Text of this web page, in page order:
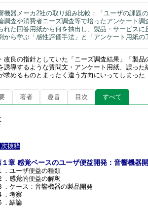
機器メーカ2社の取り組み比較：「ユーザの課題
調査や消費者ニーズ調査等で培ったアンケート
れた回答用紙から何を抽出し、製品・サービス
から学ぶ「感性評価手法」と「アンケート用紙
改良の指針としていた「ニーズ調査結果」「製品
誘導するような質問文・アンケート用紙、誤った
求めるものとまったく違う方向にいってしまっ
著者 趣旨 目次 すべて
抜粋
１章 感覚ベースのユーザ便益開発：音響機器
．ユーザ便益の種類
．感覚的便益の解釈
．ケース：音響機器の製品開発
．考察
．結論